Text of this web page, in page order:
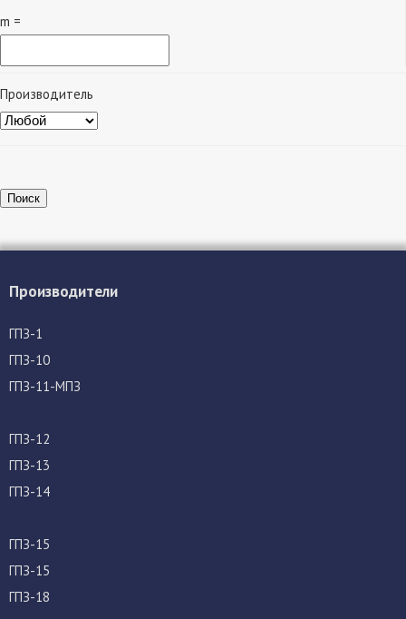
m =
Производитель
Поиск
Производители
ГПЗ-1
ГПЗ-10
ГПЗ-11-МПЗ
ГПЗ-12
ГПЗ-13
ГПЗ-14
ГПЗ-15
ГПЗ-15
ГПЗ-18